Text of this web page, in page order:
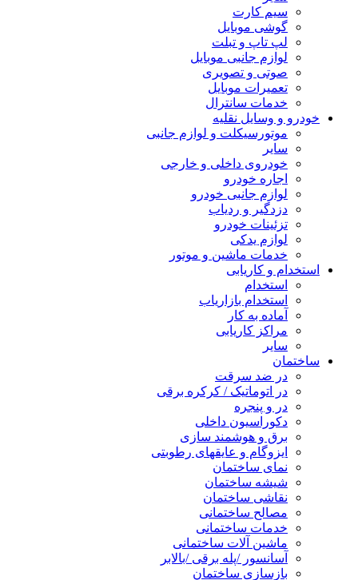
سیم کارت
گوشی موبایل
لپ تاپ و تبلت
لوازم جانبی موبایل
صوتی و تصویری
تعمیرات موبایل
خدمات سانترال
خودرو و وسایل نقلیه
موتورسیکلت و لوازم جانبی
سایر
خودروی داخلی و خارجی
اجاره خودرو
لوازم جانبی خودرو
دزدگیر و ردیاب
تزئینات خودرو
لوازم یدکی
خدمات ماشین و موتور
استخدام و کاریابی
استخدام
استخدام بازاریاب
آماده به کار
مراکز کاریابی
سایر
ساختمان
در ضد سرقت
در اتوماتیک / کرکره برقی
در و پنجره
دکوراسیون داخلی
برق و هوشمند سازی
ایزوگام و عایقهای رطوبتی
نمای ساختمان
شیشه ساختمان
نقاشی ساختمان
مصالح ساختمانی
خدمات ساختمانی
ماشین آلات ساختمانی
آسانسور /پله برقی /بالابر
بازسازی ساختمان